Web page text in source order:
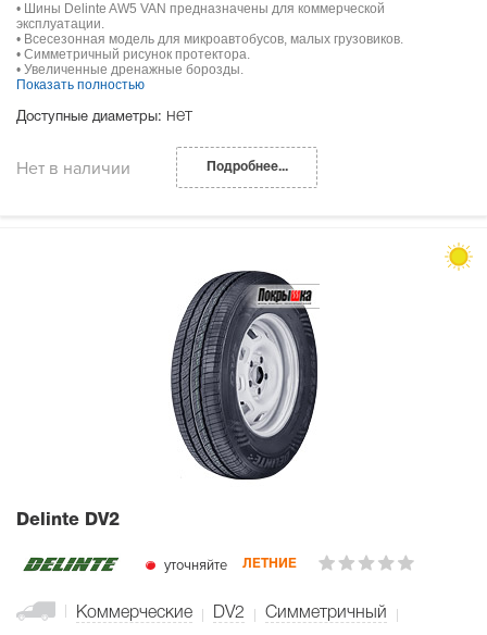
• Шины Delinte AW5 VAN предназначены для коммерческой
эксплуатации.
• Всесезонная модель для микроавтобусов, малых грузовиков.
• Симметричный рисунок протектора.
• Увеличенные дренажные борозды.
Показать полностью
Доступные диаметры: нет
Нет в наличии Подробнее...
Delinte DV2
уточняйте ЛЕТНИЕ
Коммерческие DV2 Симметричный